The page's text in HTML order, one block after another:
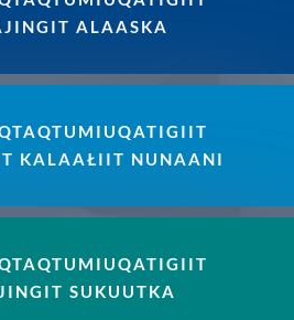
ALAASKA
KALAAŁIIT NUNAANI
SUKUUTKA